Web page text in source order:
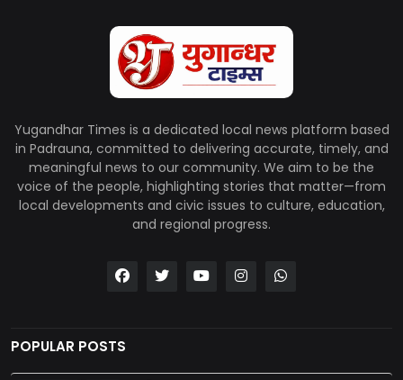
Yugandhar Times is a dedicated local news platform based
in Padrauna, committed to delivering accurate, timely, and
meaningful news to our community. We aim to be the
voice of the people, highlighting stories that matter—from
local developments and civic issues to culture, education,
and regional progress.
POPULAR POSTS